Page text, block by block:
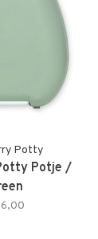
Potty
Potje /